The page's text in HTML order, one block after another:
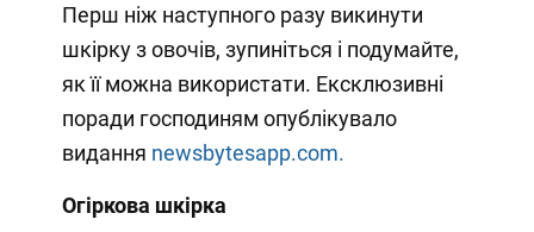
Перш ніж наступного разу викинути
шкірку з овочів, зупиніться і подумайте,
як її можна використати. Ексклюзивні
поради господиням опублікувало
видання newsbytesapp.com.
Огіркова шкірка